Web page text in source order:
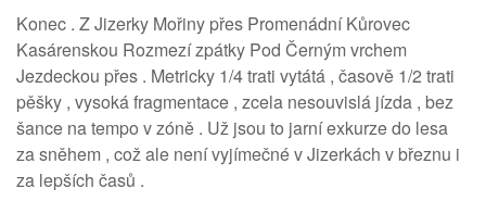
Konec . Z Jizerky Mořiny přes Promenádní Kůrovec
Kasárenskou Rozmezí zpátky Pod Černým vrchem
Jezdeckou přes . Metricky 1/4 trati vytátá , časově 1/2 trati
pěšky , vysoká fragmentace , zcela nesouvislá jízda , bez
šance na tempo v zóně . Už jsou to jarní exkurze do lesa
za sněhem , což ale není vyjímečné v Jizerkách v březnu i
za lepších časů .